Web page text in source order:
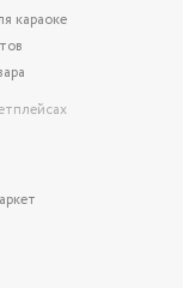
караоке